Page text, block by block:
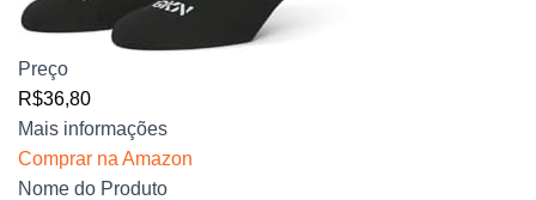
Preço
R$36,80
Mais informações
Comprar na Amazon
Nome do Produto